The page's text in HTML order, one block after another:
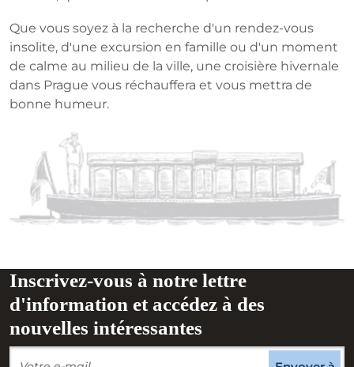
Que vous soyez à la recherche d'un rendez-vous
insolite, d'une excursion en famille ou d'un moment
de calme au milieu de la ville, une croisière hivernale
dans Prague vous réchauffera et vous mettra de
bonne humeur.
Inscrivez-vous à notre lettre
d'information et accédez à des
nouvelles intéressantes